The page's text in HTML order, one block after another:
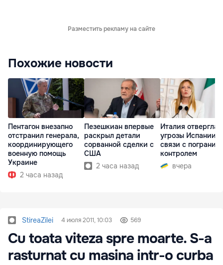
Разместить рекламу на сайте
Похожие новости
Пентагон внезапно
отстранил генерала,
координирующего
военную помощь
Украине
2 часа назад
Пезешкиан впервые
раскрыл детали
сорванной сделки с
США
2 часа назад
Италия отвергла
угрозы Испании в
связи с
контролем
вчера
StireaZilei 4 июля 2011, 10:03 569
Cu toata viteza spre moarte. S-a
rasturnat cu masina intr-o curba